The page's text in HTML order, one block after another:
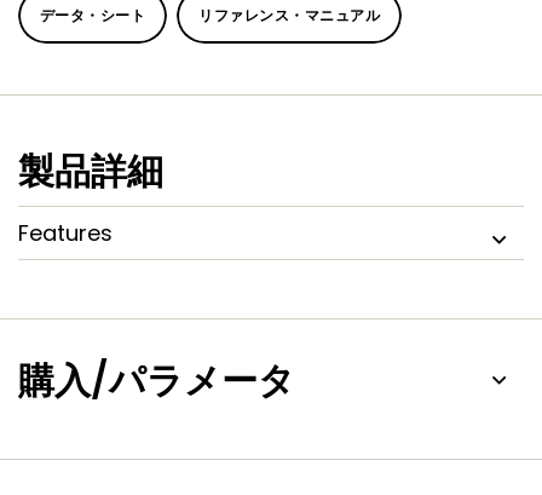
データ・シート リファレンス・マニュアル
製品詳細
Features
購入/パラメータ